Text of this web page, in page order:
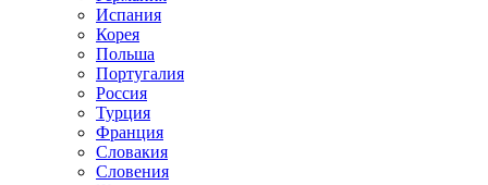
Испания
Корея
Польша
Португалия
Россия
Турция
Франция
Словакия
Словения